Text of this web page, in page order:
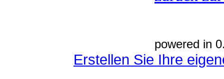
powered in
Erstellen Sie Ihre